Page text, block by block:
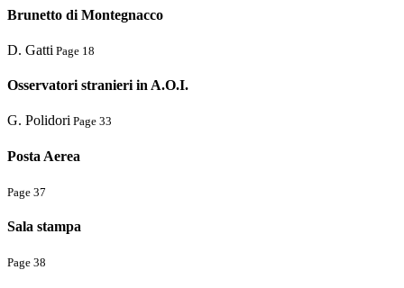
Brunetto di Montegnacco
D. Gatti Page 18
Osservatori stranieri in A.O.I.
G. Polidori Page 33
Posta Aerea
Page 37
Sala stampa
Page 38